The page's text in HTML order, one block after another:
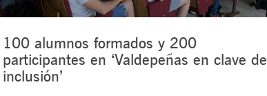
100 alumnos formados y 200
participantes en ‘Valdepeñas en clave de
inclusión’